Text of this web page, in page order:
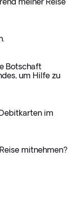
Botschaft
um Hilfe zu
im
mitnehmen?